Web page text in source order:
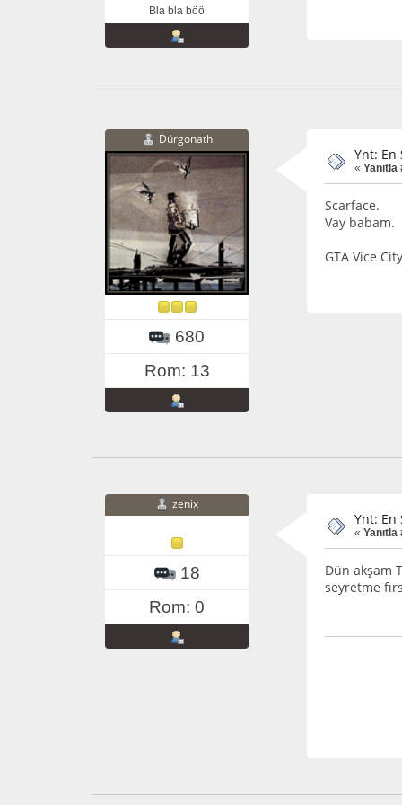
Bla bla böö
Dúrgonath
680
Rom: 13
Ynt: En
« Yanıtla
Scarface.
Vay babam.
GTA Vice
zenix
18
Rom: 0
Ynt: En
« Yanıtla
Dün akşam
seyretme